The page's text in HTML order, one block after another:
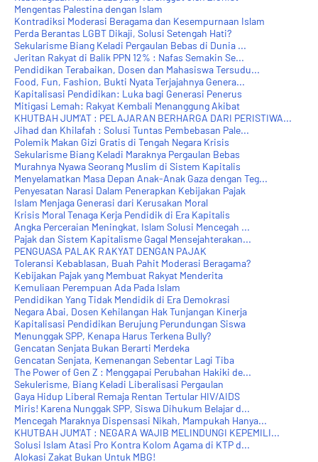
Mengentas Palestina dengan Islam
Kontradiksi Moderasi Beragama dan Kesempurnaan Islam
Perda Berantas LGBT Dikaji, Solusi Setengah Hati?
Sekularisme Biang Keladi Pergaulan Bebas di Dunia ...
Jeritan Rakyat di Balik PPN 12% : Nafas Semakin Se...
Pendidikan Terabaikan, Dosen dan Mahasiswa Tersudu...
Food, Fun, Fashion, Bukti Nyata Terjajahnya Genera...
Kapitalisasi Pendidikan: Luka bagi Generasi Penerus
Mitigasi Lemah: Rakyat Kembali Menanggung Akibat
KHUTBAH JUM'AT : PELAJARAN BERHARGA DARI PERISTIWA...
Jihad dan Khilafah : Solusi Tuntas Pembebasan Pale...
Polemik Makan Gizi Gratis di Tengah Negara Krisis
Sekularisme Biang Keladi Maraknya Pergaulan Bebas
Murahnya Nyawa Seorang Muslim di Sistem Kapitalis
Menyelamatkan Masa Depan Anak-Anak Gaza dengan Teg...
Penyesatan Narasi Dalam Penerapkan Kebijakan Pajak
Islam Menjaga Generasi dari Kerusakan Moral
Krisis Moral Tenaga Kerja Pendidik di Era Kapitalis
Angka Perceraian Meningkat, Islam Solusi Mencegah ...
Pajak dan Sistem Kapitalisme Gagal Mensejahterakan...
PENGUASA PALAK RAKYAT DENGAN PAJAK
Toleransi Kebablasan, Buah Pahit Moderasi Beragama?
Kebijakan Pajak yang Membuat Rakyat Menderita
Kemuliaan Perempuan Ada Pada Islam
Pendidikan Yang Tidak Mendidik di Era Demokrasi
Negara Abai, Dosen Kehilangan Hak Tunjangan Kinerja
Kapitalisasi Pendidikan Berujung Perundungan Siswa
Menunggak SPP, Kenapa Harus Terkena Bully?
Gencatan Senjata Bukan Berarti Merdeka
Gencatan Senjata, Kemenangan Sebentar Lagi Tiba
The Power of Gen Z : Menggapai Perubahan Hakiki de...
Sekulerisme, Biang Keladi Liberalisasi Pergaulan
Gaya Hidup Liberal Remaja Rentan Tertular HIV/AIDS
Miris! Karena Nunggak SPP, Siswa Dihukum Belajar d...
Mencegah Maraknya Dispensasi Nikah, Mampukah Hanya...
KHUTBAH JUM'AT : NEGARA WAJIB MELINDUNGI KEPEMILI...
Solusi Islam Atasi Pro Kontra Kolom Agama di KTP d...
Alokasi Zakat Bukan Untuk MBG!